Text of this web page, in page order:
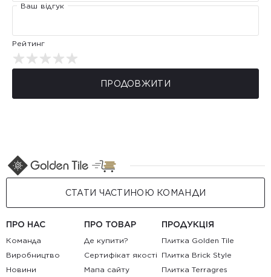
Ваш відгук
Рейтинг
ПРОДОВЖИТИ
СТАТИ ЧАСТИНОЮ КОМАНДИ
ПРО НАС
Команда
Виробництво
Новини
ПРО ТОВАР
Де купити?
Сертифікат якості
Мапа сайту
ПРОДУКЦІЯ
Плитка Golden Tile
Плитка Brick Style
Плитка Terragres